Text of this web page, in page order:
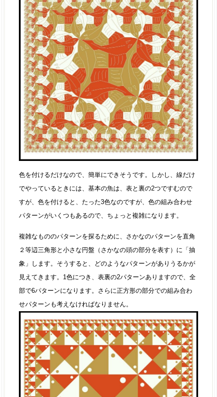
色を付けるだけなので、簡単にできそうです。しかし、線だけ
でやっているときには、基本の魚は、表と裏の2つですむので
すが、色を付けると、たった3色なのですが、色の組み合わせ
パターンがいくつもあるので、ちょっと複雑になります。
複雑なもののパターンを探るために、さかなのパターンを直角
２等辺三角形と小さな円盤（さかなの頭の部分を表す）に「抽
象」します。そうすると、どのようなパターンがありうるかが
見えてきます。1色につき、表裏の2パターンありますので、全
部で6パターンになります。さらに正方形の部分での組み合わ
せパターンも考えなければなりません。